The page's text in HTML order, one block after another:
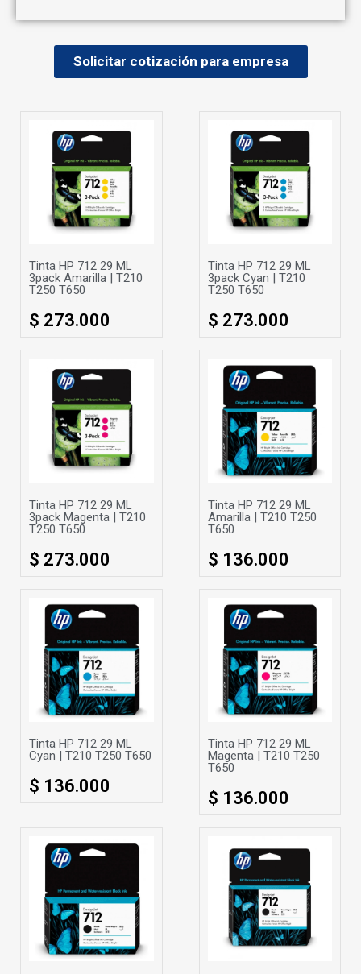
Solicitar cotización para empresa
Tinta HP 712 29 ML
3pack Amarilla | T210
T250 T650
$ 273.000
Tinta HP 712 29 ML
3pack Cyan | T210
T250 T650
$ 273.000
Tinta HP 712 29 ML
3pack Magenta | T210
T250 T650
$ 273.000
Tinta HP 712 29 ML
Amarilla | T210 T250
T650
$ 136.000
Tinta HP 712 29 ML
Cyan | T210 T250 T650
$ 136.000
Tinta HP 712 29 ML
Magenta | T210 T250
T650
$ 136.000